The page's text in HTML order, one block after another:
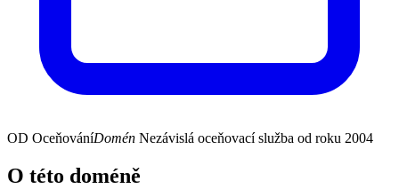
OD OceňováníDomén Nezávislá oceňovací služba od roku 2004
O této doméně